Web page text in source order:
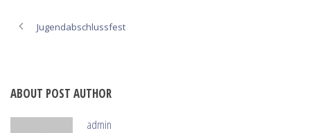
Jugendabschlussfest
ABOUT POST AUTHOR
admin